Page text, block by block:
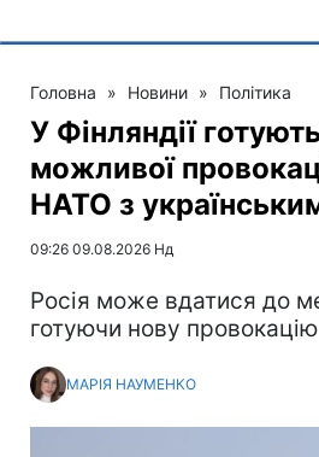
Головна » Новини » Політика
У Фінляндії
можливої
НАТО з
09:26 09.08.2026 Нд
Росія може вдатися до
готуючи нову провокацію
МАРІЯ НАУМЕНКО